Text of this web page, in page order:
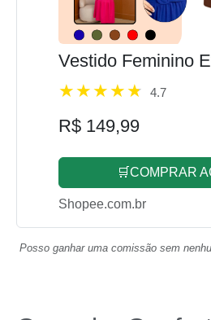
Vestido Feminino
4.7
R$ 149,99
🛒COMPRAR
Shopee.com.br
Posso ganhar uma comissão sem